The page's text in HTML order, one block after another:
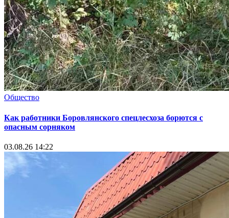
Общество
Как работники Боровлянского спецлесхоза борются с
опасным сорняком
03.08.26 14:22